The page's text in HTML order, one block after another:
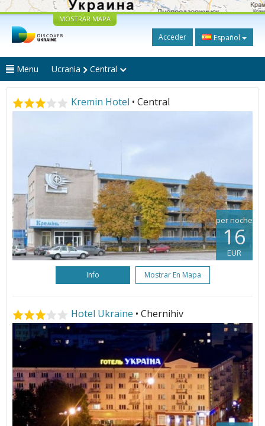
MOSTRAR MAPA
Acceder Español
Menu Ucrania Central
Kremin Hotel • Central
per noche
16
EUR
Info Mostrar En Mapa
Hotel Ukraine • Chernihiv